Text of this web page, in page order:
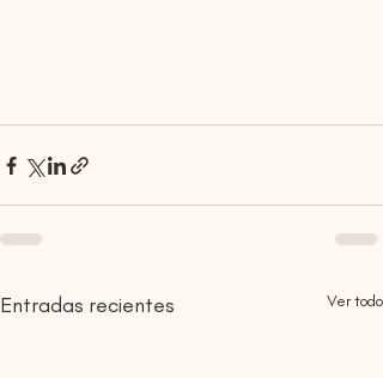
Entradas recientes Ver todo